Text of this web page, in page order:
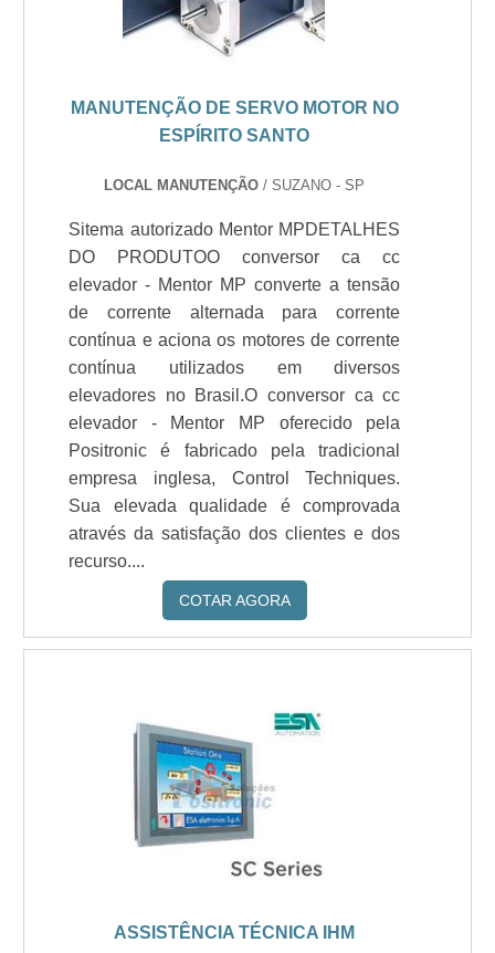
MANUTENÇÃO DE SERVO MOTOR NO
ESPÍRITO SANTO
LOCAL MANUTENÇÃO / SUZANO - SP
Sitema autorizado Mentor MPDETALHES
DO PRODUTOO conversor ca cc
elevador - Mentor MP converte a tensão
de corrente alternada para corrente
contínua e aciona os motores de corrente
contínua utilizados em diversos
elevadores no Brasil.O conversor ca cc
elevador - Mentor MP oferecido pela
Positronic é fabricado pela tradicional
empresa inglesa, Control Techniques.
Sua elevada qualidade é comprovada
através da satisfação dos clientes e dos
recurso....
COTAR AGORA
ASSISTÊNCIA TÉCNICA IHM